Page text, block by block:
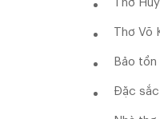
Thơ
Thơ Võ
Bảo
Đặc sắc